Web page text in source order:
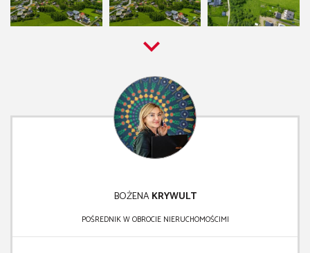
BOŻENAKRYWULT
POŚREDNIK W OBROCIE NIERUCHOMOŚCIMI